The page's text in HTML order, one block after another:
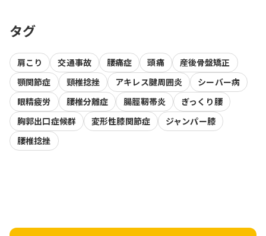
タグ
肩こり 交通事故 腰痛症 頭痛
産後骨盤矯正
顎関節症
頸椎捻挫 アキレス腱周囲炎
シーバー病
眼精疲労
腰椎分離症 腸脛靭帯炎
ぎっくり腰
胸郭出口症候群
変形性膝関節症
ジャンパー膝
腰椎捻挫